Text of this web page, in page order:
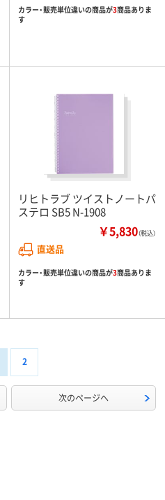
カラー・販売単位違いの商品が3商品ありま
す
リヒトラブ ツイストノートパ
ステロ SB5 N-1908
￥5,830（税込）
直送品
カラー・販売単位違いの商品が3商品ありま
す
2
次のページへ